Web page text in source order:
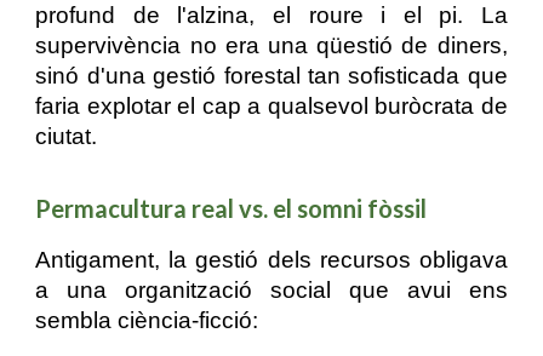
profund de l'alzina, el roure i el pi. La
supervivència no era una qüestió de diners,
sinó d'una gestió forestal tan sofisticada que
faria explotar el cap a qualsevol buròcrata de
ciutat.
Permacultura real vs. el somni fòssil
Antigament, la gestió dels recursos obligava
a una organització social que avui ens
sembla ciència-ficció: